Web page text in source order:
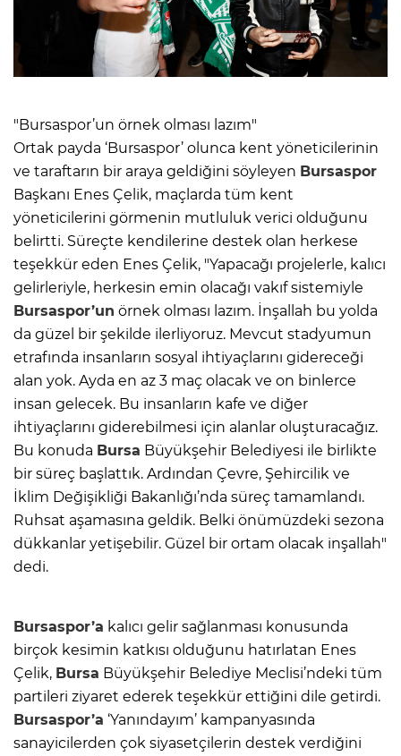
"Bursaspor’un örnek olması lazım"
Ortak payda ‘Bursaspor’ olunca kent yöneticilerinin
ve taraftarın bir araya geldiğini söyleyen Bursaspor
Başkanı Enes Çelik, maçlarda tüm kent
yöneticilerini görmenin mutluluk verici olduğunu
belirtti. Süreçte kendilerine destek olan herkese
teşekkür eden Enes Çelik, "Yapacağı projelerle, kalıcı
gelirleriyle, herkesin emin olacağı vakıf sistemiyle
Bursaspor’un örnek olması lazım. İnşallah bu yolda
da güzel bir şekilde ilerliyoruz. Mevcut stadyumun
etrafında insanların sosyal ihtiyaçlarını gidereceği
alan yok. Ayda en az 3 maç olacak ve on binlerce
insan gelecek. Bu insanların kafe ve diğer
ihtiyaçlarını giderebilmesi için alanlar oluşturacağız.
Bu konuda Bursa Büyükşehir Belediyesi ile birlikte
bir süreç başlattık. Ardından Çevre, Şehircilik ve
İklim Değişikliği Bakanlığı’nda süreç tamamlandı.
Ruhsat aşamasına geldik. Belki önümüzdeki sezona
dükkanlar yetişebilir. Güzel bir ortam olacak inşallah"
dedi.
Bursaspor’a kalıcı gelir sağlanması konusunda
birçok kesimin katkısı olduğunu hatırlatan Enes
Çelik, Bursa Büyükşehir Belediye Meclisi’ndeki tüm
partileri ziyaret ederek teşekkür ettiğini dile getirdi.
Bursaspor’a ‘Yanındayım’ kampanyasında
sanayicilerden çok siyasetçilerin destek verdiğini